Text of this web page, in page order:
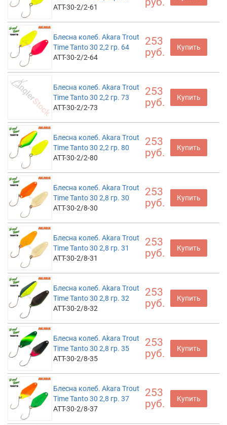
ATT-30-2/2-61
Блесна колеб. Akara Trout
Time Tanto 30 2,2 гр. 64
ATT-30-2/2-64
253
руб.
Купить
Блесна колеб. Akara Trout
Time Tanto 30 2,2 гр. 73
ATT-30-2/2-73
253
руб.
Купить
Блесна колеб. Akara Trout
Time Tanto 30 2,2 гр. 80
ATT-30-2/2-80
253
руб.
Купить
Блесна колеб. Akara Trout
Time Tanto 30 2,8 гр. 30
ATT-30-2/8-30
253
руб.
Купить
Блесна колеб. Akara Trout
Time Tanto 30 2,8 гр. 31
ATT-30-2/8-31
253
руб.
Купить
Блесна колеб. Akara Trout
Time Tanto 30 2,8 гр. 32
ATT-30-2/8-32
253
руб.
Купить
Блесна колеб. Akara Trout
Time Tanto 30 2,8 гр. 35
ATT-30-2/8-35
253
руб.
Купить
Блесна колеб. Akara Trout
Time Tanto 30 2,8 гр. 37
ATT-30-2/8-37
253
руб.
Купить